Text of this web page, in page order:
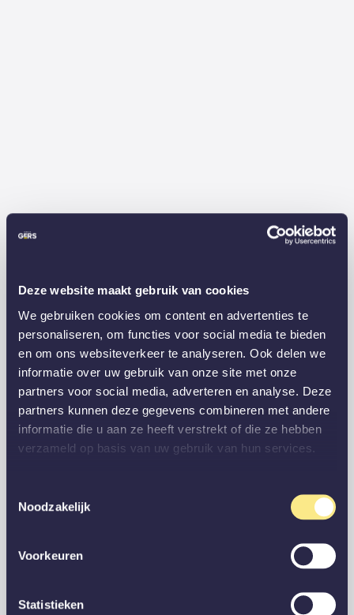
Deze website maakt gebruik van cookies
We gebruiken cookies om content en advertenties te
personaliseren, om functies voor social media te bieden
en om ons websiteverkeer te analyseren. Ook delen we
informatie over uw gebruik van onze site met onze
partners voor social media, adverteren en analyse. Deze
partners kunnen deze gegevens combineren met andere
informatie die u aan ze heeft verstrekt of die ze hebben
verzameld op basis van uw gebruik van hun services.
Noodzakelijk
Voorkeuren
Statistieken